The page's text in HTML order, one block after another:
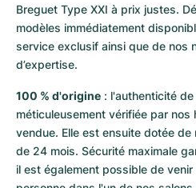
Breguet Type XXI à prix justes.
modèles immédiatement
service exclusif ainsi que de nos
d’expertise.
100 % d'origine : l'authenticité
méticuleusement vérifiée par
vendue. Elle est ensuite dotée de
de 24 mois. Sécurité maximale
il est également possible de